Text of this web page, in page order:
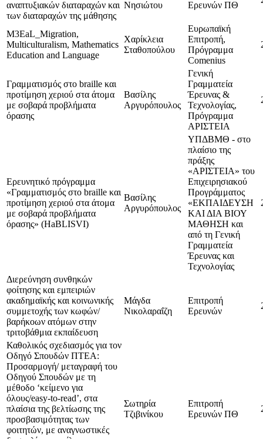
αναπτυξιακών διαταραχών και
των διαταραχών της μάθησης
Νησιώτου
Ερευνών ΠΘ
Μ3EaL_Migration,
Multiculturalism, Mathematics
Education and Language
Χαρίκλεια
Σταθοπούλου
Ευρωπαϊκή
Επιτροπή,
Πρόγραμμα
Comenius
Γραμματισμός στο braille και
προτίμηση χεριού στα άτομα
με σοβαρά προβλήματα
όρασης
Βασίλης
Αργυρόπουλος
Γενική
Γραμματεία
Έρευνας &
Τεχνολογίας,
Πρόγραμμα
ΑΡΙΣΤΕΙΑ
Ερευνητικό πρόγραμμα
«Γραμματισμός στο braille και
προτίμηση χεριού στα άτομα
με σοβαρά προβλήματα
όρασης» (HaBLISVI)
Βασίλης
Αργυρόπουλος
ΥΠΔΒΜΘ - στο
πλαίσιο της
πράξης
«ΑΡΙΣΤΕΙΑ» του
Επιχειρησιακού
Προγράμματος
«ΕΚΠΑΙΔΕΥΣΗ
ΚΑΙ ΔΙΑ ΒΙΟΥ
ΜΑΘΗΣΗ και
από τη Γενική
Γραμματεία
Έρευνας και
Τεχνολογίας
Διερεύνηση συνθηκών
φοίτησης και εμπειριών
ακαδημαϊκής και κοινωνικής
συμμετοχής των κωφών/
βαρήκοων ατόμων στην
τριτοβάθμια εκπαίδευση
Μάγδα
Νικολαραΐζη
Επιτροπή
Ερευνών
Καθολικός σχεδιασμός για τον
Οδηγό Σπουδών ΠΤΕΑ:
Προσαρμογή/ μεταγραφή του
Οδηγού Σπουδών με τη
μέθοδο ‘κείμενο για
όλους/easy-to-read’, στα
πλαίσια της βελτίωσης της
προσβασιμότητας των
φοιτητών, με αναγνωστικές
Σωτηρία
Τζιβινίκου
Επιτροπή
Ερευνών ΠΘ